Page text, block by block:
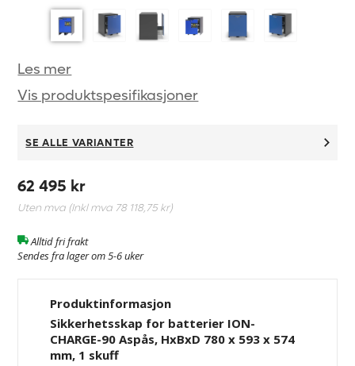
Les mer
Vis produktspesifikasjoner
SE ALLE VARIANTER
62 495 kr
Uten mva (Inkl mva 78 118,75 kr)
Alltid fri frakt
Sendes fra lager om 5-6 uker
Produktinformasjon
Sikkerhetsskap for batterier ION-
CHARGE-90 Aspås, HxBxD 780 x 593 x 574
mm, 1 skuff